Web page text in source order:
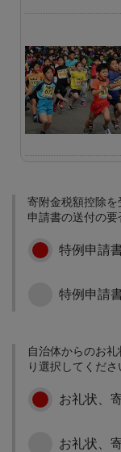
寄附金税額控除
申請書の送付の要
特例申請
特例申請
自治体からのお
り選択してくださ
お礼状、
お礼状、